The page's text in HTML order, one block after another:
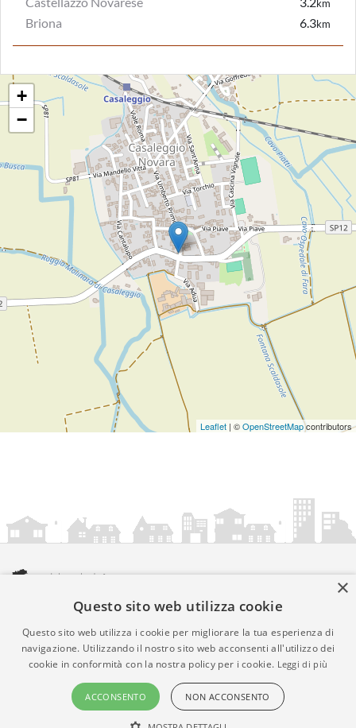
km
Briona 6.3km
+
−
Leaflet | ©OpenStreetMapcontributors
amministrazionicomunali.it è una iniziativa diartemedia.it
© Copyright MMXXIV - P.IVA 05400000724
Informazioni sul servizio |Informativa Privacy| Informativa
Cookies • Time 0.0152
×
Questo sito web utilizza cookie
Questo sito web utilizza i cookie per migliorare la tua esperienza di
navigazione. Utilizzando il nostro sito web acconsenti all'utilizzo dei
cookie in conformità con la nostra policy per i cookie. Leggi di più
ACCONSENTO NON ACCONSENTO